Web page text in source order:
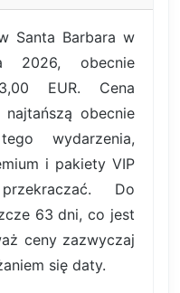
Santa Barbara w
2026, obecnie
EUR. Cena
obecnie
wydarzenia,
i pakiety VIP
Do
63 dni, co jest
ceny zazwyczaj
się daty.